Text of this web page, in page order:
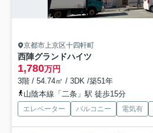
京都市上京区十四軒町
西陣グランドハイツ
1,780万円
3階 / 54.74㎡ / 3DK /築51年
山陰本線「二条」駅 徒歩15分
エレベーター バルコニー 電気有